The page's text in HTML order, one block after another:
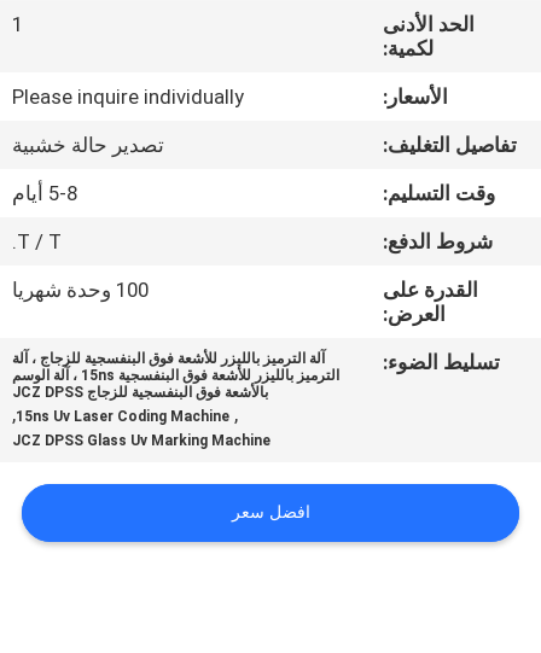
مراقبة
الجودة
اتصل
اطلب
الحد الأدنى
لكمية:
1
الأسعار:
Please inquire individually
تفاصيل التغليف:
تصدير حالة خشبية
وقت التسليم:
5-8 أيام
شروط الدفع:
T / T.
القدرة على
العرض:
100 وحدة شهريا
تسليط الضوء:
آلة الترميز بالليزر للأشعة فوق البنفسجية للزجاج ، آلة
الترميز بالليزر للأشعة فوق البنفسجية 15ns ، آلة الوسم
بالأشعة فوق البنفسجية للزجاج JCZ DPSS
,
15ns Uv Laser Coding Machine
,
JCZ DPSS Glass Uv Marking Machine
افضل سعر